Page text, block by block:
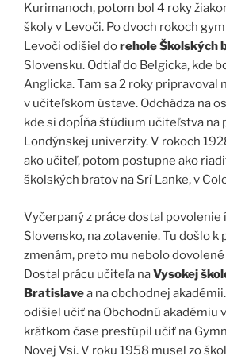
Kurimanoch, potom bol 4 roky
školy v Levoči. Po dvoch rokoch
Levoči odišiel dorehole Školských
Slovensku. Odtiaľ do Belgicka, kde
Anglicka. Tam sa 2 roky pripravoval
v učiteľskom ústave. Odchádza na
kde si dopĺňa štúdium učiteľstva na
Londýnskej univerzity. V rokoch
ako učiteľ, potom postupne ako
školských bratov na Srí Lanke, v
Vyčerpaný z práce dostal povolenie
Slovensko, na zotavenie. Tu došlo k
zmenám, preto mu nebolo
Dostal prácu učiteľa naVysokej
Bratislavea na obchodnej
odišiel učiť na Obchodnú akadémiu
krátkom čase prestúpil učiť na
Novej Vsi. V roku 1958 musel zo